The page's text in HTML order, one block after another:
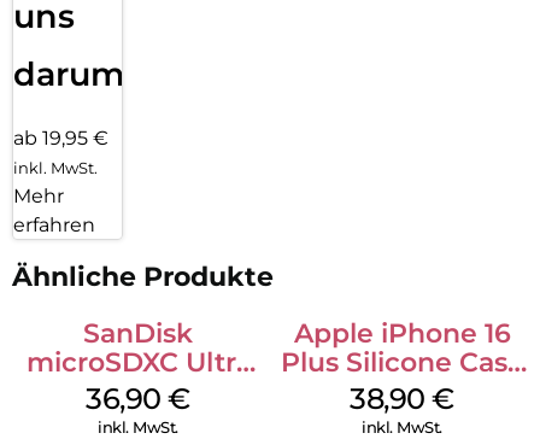
uns
darum!
ab 19,95 €
inkl. MwSt.
Mehr
erfahren
Ähnliche Produkte
SanDisk
microSDXC Ultra
128 GB + Adapter
Mobile
36,90€
inkl. MwSt.
Apple iPhone 16
Plus Silicone Case
MagSafe Denim
38,90€
inkl. MwSt.